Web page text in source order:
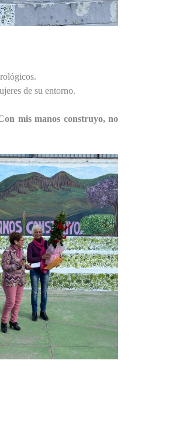
de su entorno.
mis manos construyo, no